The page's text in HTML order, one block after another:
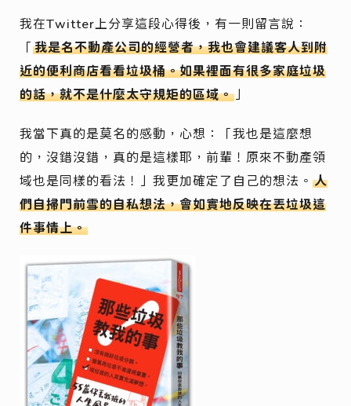
我在Twitter上分享這段心得後，有一則留言說：
「我是名不動產公司的經營者，我也會建議客人到附
近的便利商店看看垃圾桶。如果裡面有很多家庭垃圾
的話，就不是什麼太守規矩的區域。 」
我當下真的是莫名的感動，心想：「我也是這麼想
的，沒錯沒錯，真的是這樣耶，前輩！原來不動產領
域也是同樣的看法！」我更加確定了自己的想法。人
們自掃門前雪的自私想法，會如實地反映在丟垃圾這
件事情上。